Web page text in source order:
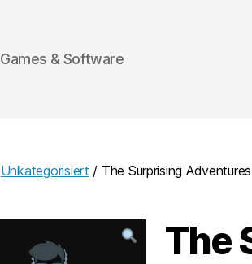
Games & Software
Unkategorisiert / The Surprising
The